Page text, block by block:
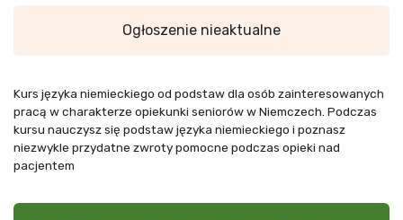
Ogłoszenie nieaktualne
Kurs języka niemieckiego od podstaw dla osób zainteresowanych
pracą w charakterze opiekunki seniorów w Niemczech. Podczas
kursu nauczysz się podstaw języka niemieckiego i poznasz
niezwykle przydatne zwroty pomocne podczas opieki nad
pacjentem